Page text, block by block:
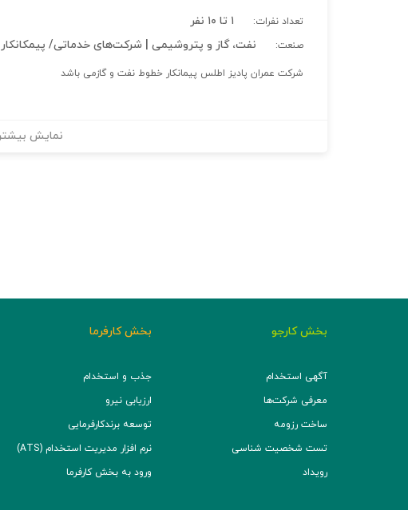
تعداد نفرات: ۱ تا ۱۰ نفر
صنعت: نفت، گاز و پتروشیمی | شرکت‌های خدماتی/
شرکت عمران پادیز اطلس پیمانکار خطوط نفت و گازمی باشد
نمایش
بخش کارجو
آگهی استخدام
معرفی شرکت‌ها
ساخت رزومه
تست شخصیت شناسی
رویداد
بخش کارفرما
جذب و استخدام
ارزیابی نیرو
توسعه برند‌کارفرمایی
نرم افزار مدیریت استخدام (ATS)
ورود به بخش کارفرما